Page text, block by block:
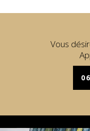
Vous